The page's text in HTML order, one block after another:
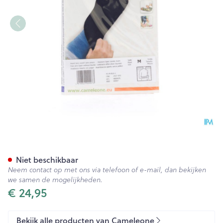
€ 24,95
Niet beschikbaar
Neem contact op met ons via telefoon of e-mail, dan bekijken
we samen de mogelijkheden.
Bekijk alle producten van Cameleone